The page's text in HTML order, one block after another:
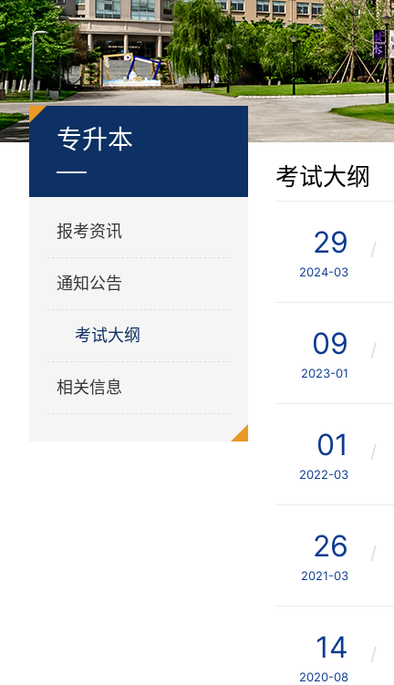
专升本
报考资讯
通知公告
考试大纲
相关信息
考试大纲
29
2024-03
/
09
2023-01
/
01
2022-03
/
26
2021-03
/
14
2020-08
/